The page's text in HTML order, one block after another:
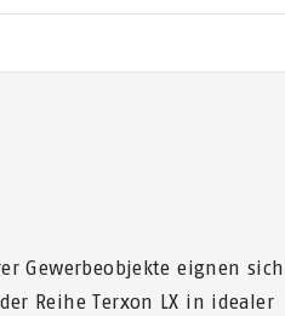
Gewerbeobjekte eignen sich
Reihe Terxon LX in idealer